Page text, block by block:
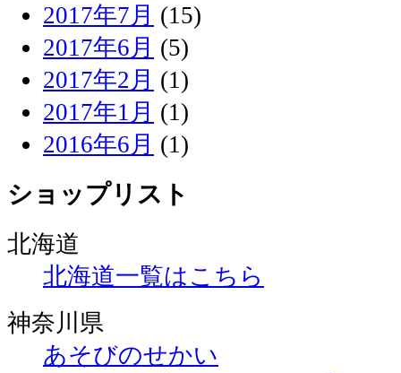
2017年7月 (15)
2017年6月 (5)
2017年2月 (1)
2017年1月 (1)
2016年6月 (1)
ショップリスト
北海道
北海道一覧はこちら
神奈川県
あそびのせかい